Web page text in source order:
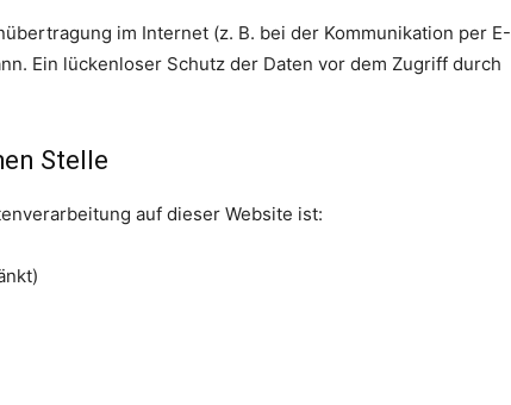
im Internet (z. B. bei der Kommunikation per E-
Ein lückenloser Schutz der Daten vor dem Zugriff durch
Stelle
auf dieser Website ist: